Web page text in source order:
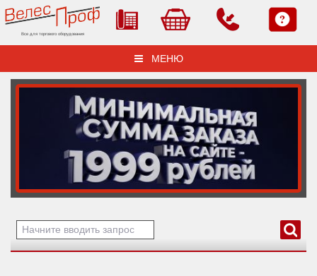
Все для торгового оборудования
МЕНЮ